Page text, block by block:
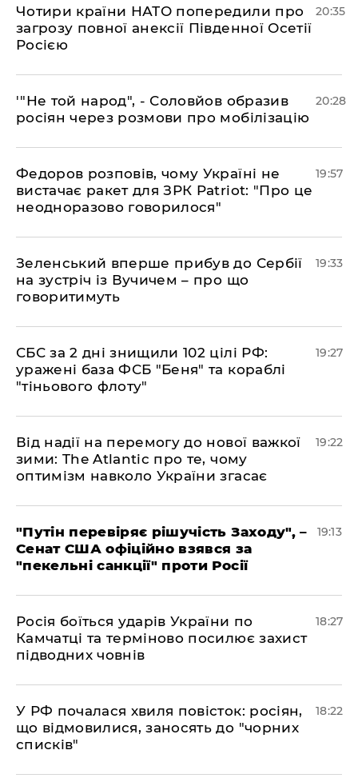
​Чотири країни НАТО попередили про
загрозу повної анексії Південної Осетії
Росією
20:35
​'"Не той народ", - Соловйов образив
росіян через розмови про мобілізацію
20:28
​Федоров розповів, чому Україні не
вистачає ракет для ЗРК Patriot: "Про це
неодноразово говорилося"
19:57
​Зеленський вперше прибув до Сербії
на зустріч із Вучичем – про що
говоритимуть
19:33
​СБС за 2 дні знищили 102 цілі РФ:
уражені база ФСБ "Беня" та кораблі
"тіньового флоту"
19:27
​Від надії на перемогу до нової важкої
зими: The Atlantic про те, чому
оптимізм навколо України згасає
19:22
​"Путін перевіряє рішучість Заходу", –
Сенат США офіційно взявся за
"пекельні санкції" проти Росії
19:13
​Росія боїться ударів України по
Камчатці та терміново посилює захист
підводних човнів
18:27
​У РФ почалася хвиля повісток: росіян,
що відмовилися, заносять до "чорних
списків"
18:22